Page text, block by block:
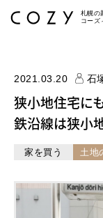
札幌の
コーズ
2021.03.20 石
狭小地住宅に
鉄沿線は狭小
家を買う 土地